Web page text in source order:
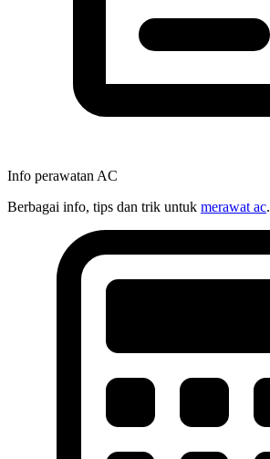
Info perawatan AC
Berbagai info, tips dan trik untuk merawat ac.